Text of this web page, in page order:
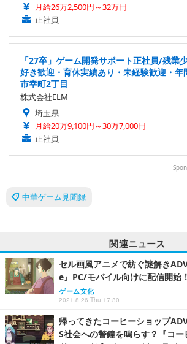
月給26万2,500円～32万円
正社員
「27卒」ゲーム開発サポート正社員/残業
好き歓迎・育休実績あり・未経験歓迎・
市幸町2丁目
株式会社ELM
埼玉県
月給20万9,100円～30万7,000円
正社員
中華ゲーム見聞録
関連ニュース
セル画風アニメで紡ぐ謎解き
e』PC/モバイル向けに配信開始！
ゲーム文化
2021.8.26 Thu 17:30
帰ってきたコーヒーショップ
S社会への警鐘を鳴らす？『コ